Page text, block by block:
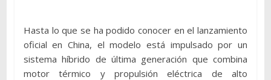
Hasta lo que se ha podido conocer en el lanzamiento
oficial en China, el modelo está impulsado por un
sistema híbrido de última generación que combina
motor térmico y propulsión eléctrica de alto